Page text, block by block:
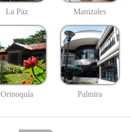
La Paz Manizales
Orinoquía Palmira